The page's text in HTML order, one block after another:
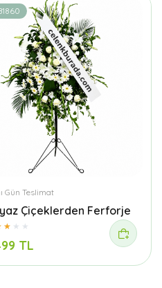
Gün Teslimat
Çiçeklerden Ferforje
TL